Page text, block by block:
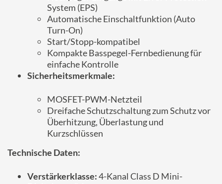
System (EPS)
Automatische Einschaltfunktion (Auto
Turn-On)
Start/Stopp-kompatibel
Kompakte Basspegel-Fernbedienung für
einfache Kontrolle
Sicherheitsmerkmale:
MOSFET-PWM-Netzteil
Dreifache Schutzschaltung zum Schutz vor
Überhitzung, Überlastung und
Kurzschlüssen
Technische Daten:
Verstärkerklasse:4-Kanal Class D Mini-